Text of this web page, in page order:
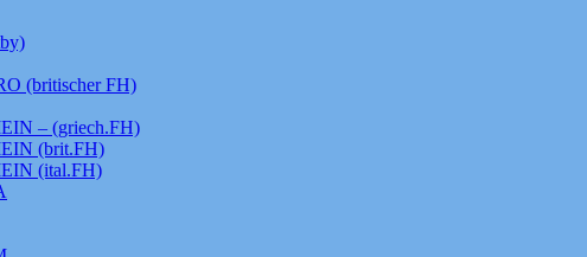
(britischer FH)
– (griech.FH)
(brit.FH)
(ital.FH)